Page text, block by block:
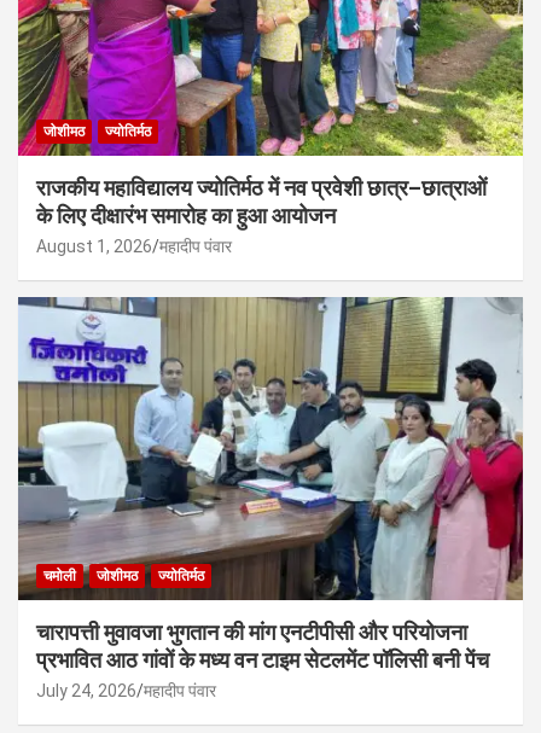
जोशीमठ ज्योतिर्मठ
राजकीय महाविद्यालय ज्योतिर्मठ में नव प्रवेशी छात्र–छात्राओं
के लिए दीक्षारंभ समारोह का हुआ आयोजन
August 1, 2026 महादीप पंवार
चमोली जोशीमठ ज्योतिर्मठ
चारापत्ती मुवावजा भुगतान की मांग एनटीपीसी और परियोजना
प्रभावित आठ गांवों के मध्य वन टाइम सेटलमेंट पॉलिसी बनी पेंच
July 24, 2026 महादीप पंवार